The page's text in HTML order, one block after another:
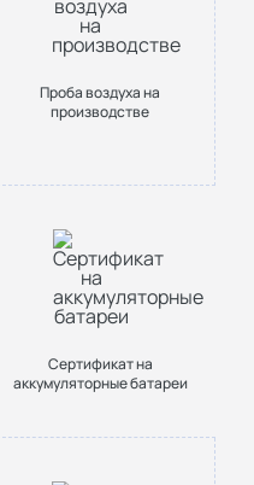
Проба воздуха на
производстве
Сертификат на
аккумуляторные батареи